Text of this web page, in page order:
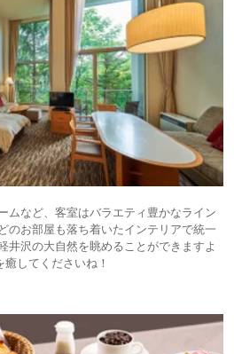
ムなど、客室はバラエティ豊かなライン
のお部屋も落ち着いたインテリアで統一
井沢の大自然を眺めることができますよ
してくださいね！